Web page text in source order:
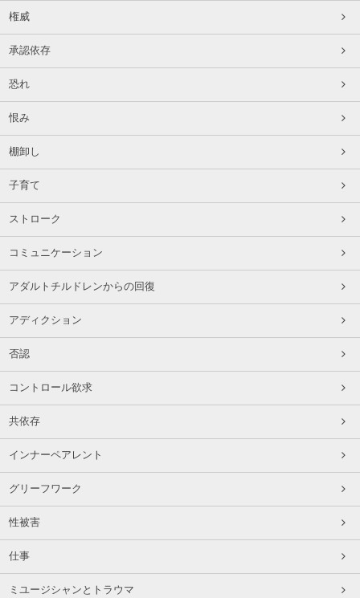
権威
承認依存
恐れ
恨み
棚卸し
子育て
ストローク
コミュニケーション
アダルトチルドレンからの回復
アディクション
否認
コントロール欲求
共依存
インナーペアレント
グリーフワーク
性被害
仕事
ミユージシャンとトラウマ